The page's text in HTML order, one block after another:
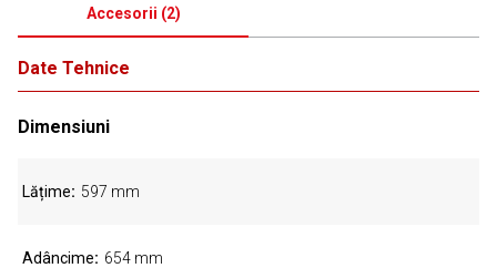
Accesorii (2)
Date Tehnice
Dimensiuni
Lățime 597 mm
Adâncime 654 mm